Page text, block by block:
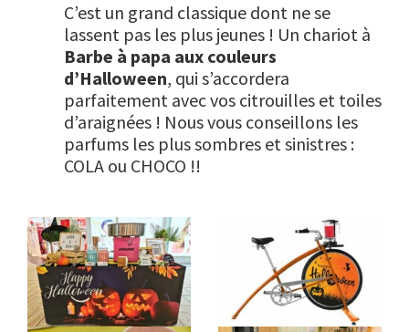
C’est un grand classique dont ne se
lassent pas les plus jeunes ! Un chariot à
Barbe à papa aux couleurs
d’Halloween, qui s’accordera
parfaitement avec vos citrouilles et toiles
d’araignées ! Nous vous conseillons les
parfums les plus sombres et sinistres :
COLA ou CHOCO !!